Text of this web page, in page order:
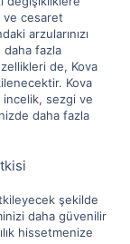
ve cesaret
arzularınızı
fazla
de, Kova
Kova
incelik, sezgi ve
daha fazla
şekilde
daha güvenilir
hissetmenize